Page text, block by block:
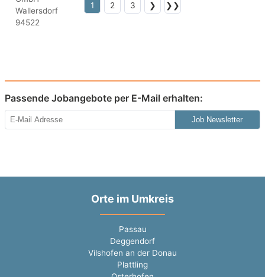
1 2 3 ❯ ❯❯
Passende Jobangebote per E-Mail erhalten:
Job Newsletter
Orte im Umkreis
Passau
Deggendorf
Vilshofen an der Donau
Plattling